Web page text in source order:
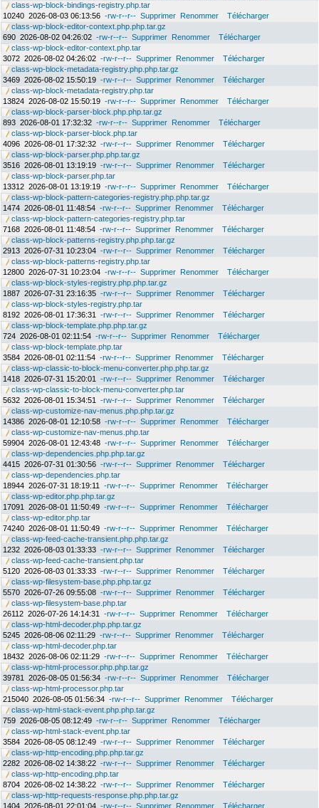
class-wp-block-bindings-registry.php.tar
10240 2026-08-03 06:13:56 -rw-r--r-- Supprimer Renommer
Télécharger
class-wp-block-editor-context.php.php.tar.gz
690 2026-08-02 04:26:02 -rw-r--r-- Supprimer Renommer
Télécharger
class-wp-block-editor-context.php.tar
3072 2026-08-02 04:26:02 -rw-r--r-- Supprimer Renommer
Télécharger
class-wp-block-metadata-registry.php.php.tar.gz
3469 2026-08-02 15:50:19 -rw-r--r-- Supprimer Renommer
Télécharger
class-wp-block-metadata-registry.php.tar
13824 2026-08-02 15:50:19 -rw-r--r-- Supprimer Renommer
Télécharger
class-wp-block-parser-block.php.php.tar.gz
893 2026-08-01 17:32:32 -rw-r--r-- Supprimer Renommer
Télécharger
class-wp-block-parser-block.php.tar
4096 2026-08-01 17:32:32 -rw-r--r-- Supprimer Renommer
Télécharger
class-wp-block-parser.php.php.tar.gz
3516 2026-08-01 13:19:19 -rw-r--r-- Supprimer Renommer
Télécharger
class-wp-block-parser.php.tar
13312 2026-08-01 13:19:19 -rw-r--r-- Supprimer Renommer
Télécharger
class-wp-block-pattern-categories-registry.php.php.tar.gz
1474 2026-08-01 11:48:54 -rw-r--r-- Supprimer Renommer
Télécharger
class-wp-block-pattern-categories-registry.php.tar
7168 2026-08-01 11:48:54 -rw-r--r-- Supprimer Renommer
Télécharger
class-wp-block-patterns-registry.php.php.tar.gz
2913 2026-07-31 10:23:04 -rw-r--r-- Supprimer Renommer
Télécharger
class-wp-block-patterns-registry.php.tar
12800 2026-07-31 10:23:04 -rw-r--r-- Supprimer Renommer
Télécharger
class-wp-block-styles-registry.php.php.tar.gz
1887 2026-07-31 23:16:35 -rw-r--r-- Supprimer Renommer
Télécharger
class-wp-block-styles-registry.php.tar
8192 2026-08-01 17:36:31 -rw-r--r-- Supprimer Renommer
Télécharger
class-wp-block-template.php.php.tar.gz
724 2026-08-01 02:11:54 -rw-r--r-- Supprimer Renommer
Télécharger
class-wp-block-template.php.tar
3584 2026-08-01 02:11:54 -rw-r--r-- Supprimer Renommer
Télécharger
class-wp-classic-to-block-menu-converter.php.php.tar.gz
1418 2026-07-31 15:20:01 -rw-r--r-- Supprimer Renommer
Télécharger
class-wp-classic-to-block-menu-converter.php.tar
5632 2026-08-01 15:34:51 -rw-r--r-- Supprimer Renommer
Télécharger
class-wp-customize-nav-menus.php.php.tar.gz
14386 2026-08-01 12:10:58 -rw-r--r-- Supprimer Renommer
Télécharger
class-wp-customize-nav-menus.php.tar
59904 2026-08-01 12:43:48 -rw-r--r-- Supprimer Renommer
Télécharger
class-wp-dependencies.php.php.tar.gz
4415 2026-07-31 01:30:56 -rw-r--r-- Supprimer Renommer
Télécharger
class-wp-dependencies.php.tar
18944 2026-07-31 18:19:11 -rw-r--r-- Supprimer Renommer
Télécharger
class-wp-editor.php.php.tar.gz
17091
2026-08-01 11:50:49 -rw-r--r-- Supprimer Renommer
Télécharger
class-wp-editor.php.tar
74240 2026-08-01 11:50:49 -rw-r--r-- Supprimer Renommer
Télécharger
class-wp-feed-cache-transient.php.php.tar.gz
1232 2026-08-03 01:33:33 -rw-r--r-- Supprimer Renommer
Télécharger
class-wp-feed-cache-transient.php.tar
5120 2026-08-03 01:33:33 -rw-r--r-- Supprimer Renommer
Télécharger
class-wp-filesystem-base.php.php.tar.gz
5570 2026-07-26 09:55:08 -rw-r--r-- Supprimer Renommer
Télécharger
class-wp-filesystem-base.php.tar
26112 2026-07-26 14:14:31 -rw-r--r-- Supprimer Renommer
Télécharger
class-wp-html-decoder.php.php.tar.gz
5245 2026-08-06 02:11:29 -rw-r--r-- Supprimer Renommer
Télécharger
class-wp-html-decoder.php.tar
18432 2026-08-06 02:11:29 -rw-r--r-- Supprimer Renommer
Télécharger
class-wp-html-processor.php.php.tar.gz
39781
2026-08-05 01:56:34 -rw-r--r-- Supprimer Renommer
Télécharger
class-wp-html-processor.php.tar
215040 2026-08-05 01:56:34 -rw-r--r-- Supprimer Renommer
Télécharger
class-wp-html-stack-event.php.php.tar.gz
759 2026-08-05 08:12:49 -rw-r--r-- Supprimer Renommer
Télécharger
class-wp-html-stack-event.php.tar
3584 2026-08-05 08:12:49 -rw-r--r-- Supprimer Renommer
Télécharger
class-wp-http-encoding.php.php.tar.gz
2282 2026-08-02 14:38:22 -rw-r--r-- Supprimer Renommer
Télécharger
class-wp-http-encoding.php.tar
8704 2026-08-02 14:38:22 -rw-r--r-- Supprimer Renommer
Télécharger
class-wp-http-requests-response.php.php.tar.gz
1404 2026-08-01 22:01:04 -rw-r--r-- Supprimer Renommer
Télécharger